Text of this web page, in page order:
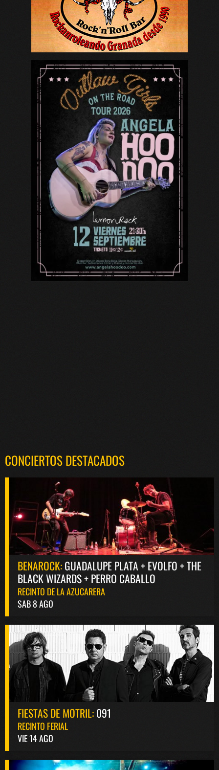
CONCIERTOS DESTACADOS
BENAROCK:GUADALUPE PLATA + EVOLFO + THE
BLACK WIZARDS + PERRO CABALLO
RECINTO DE LA AZUCARERA
SAB 8 AGO
FIESTAS DE MOTRIL:091
RECINTO FERIAL
VIE 14 AGO